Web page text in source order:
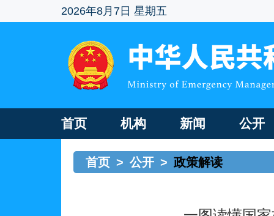
2026年8月7日 星期五
首页 机构 新闻 公开
首页 > 公开 > 政策解读